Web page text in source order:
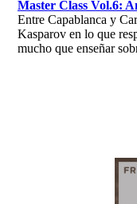
Master Class Vol.6:
Entre Capablanca y
Kasparov en lo que
mucho que enseñar